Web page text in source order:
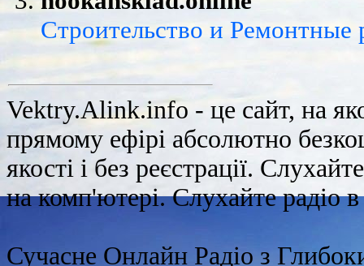
Строительство и Ремонтные
Vektry.Alink.info - це сайт, на
прямому ефірі абсолютно
якості і без реєстрації.
на комп'ютері. Слухайте радіо
Сучасне Онлайн Радіо з